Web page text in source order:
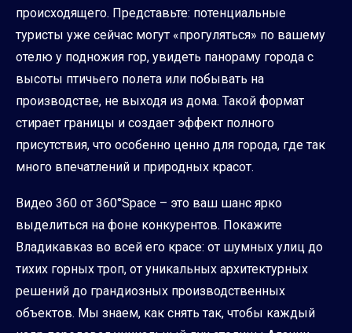
происходящего. Представьте: потенциальные
туристы уже сейчас могут «прогуляться» по вашему
отелю у подножия гор, увидеть панораму города с
высоты птичьего полета или побывать на
производстве, не выходя из дома. Такой формат
стирает границы и создает эффект полного
присутствия, что особенно ценно для города, где так
много впечатлений и природных красот.
Видео 360 от 360°Space – это ваш шанс ярко
выделиться на фоне конкурентов. Покажите
Владикавказ во всей его красе: от шумных улиц до
тихих горных троп, от уникальных архитектурных
решений до грандиозных производственных
объектов. Мы знаем, как снять так, чтобы каждый